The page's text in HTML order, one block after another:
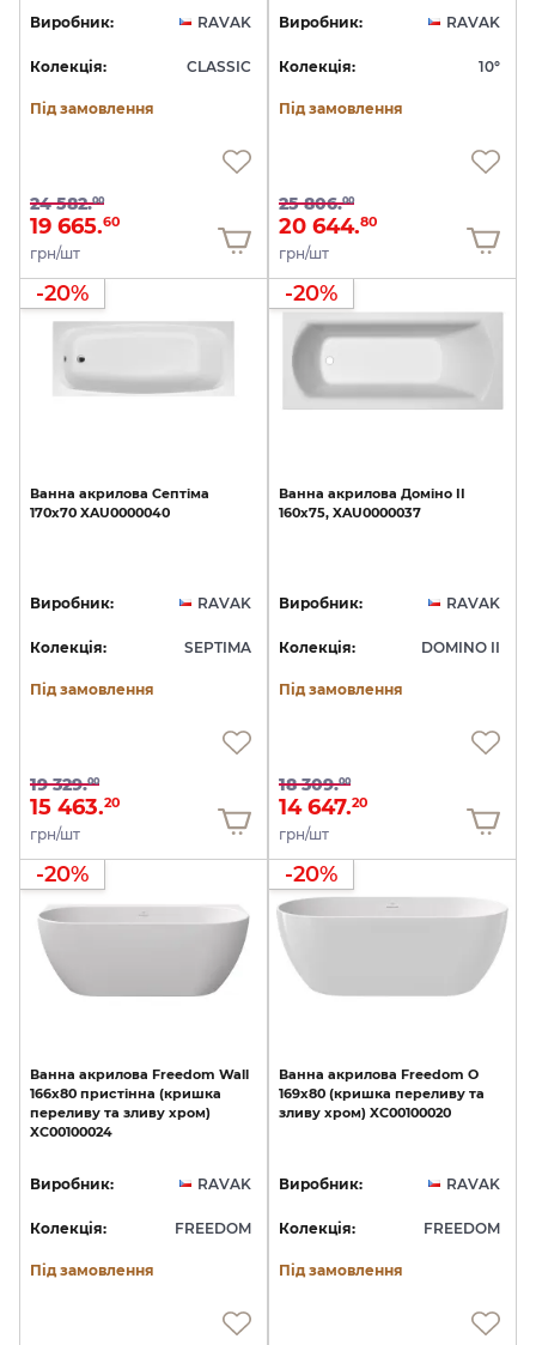
Виробник: RAVAK
Колекція: CLASSIC
Під замовлення
24 582.00
19 665.60
грн/шт
Виробник: RAVAK
Колекція: 10°
Під замовлення
25 806.00
20 644.80
грн/шт
-20%
Ванна акрилова Септіма
170х70 XAU0000040
Виробник: RAVAK
Колекція: SEPTIMA
Під замовлення
19 329.00
15 463.20
грн/шт
-20%
Ванна акрилова Доміно II
160х75, XAU0000037
Виробник: RAVAK
Колекція: DOMINO II
Під замовлення
18 309.00
14 647.20
грн/шт
-20%
Ванна акрилова Freedom Wall
166х80 пристінна (кришка
переливу та зливу хром)
XC00100024
Виробник: RAVAK
Колекція: FREEDOM
Під замовлення
-20%
Ванна акрилова Freedom O
169х80 (кришка переливу та
зливу хром) XC00100020
Виробник: RAVAK
Колекція: FREEDOM
Під замовлення